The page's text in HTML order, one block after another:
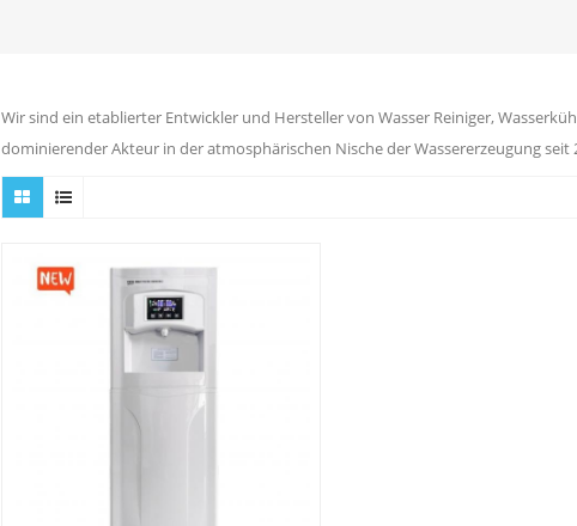
Wir sind ein etablierter Entwickler und Hersteller von Wasser Reiniger,
dominierender Akteur in der atmosphärischen Nische der Wassererzeugung seit